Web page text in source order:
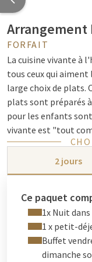
Arrangement
FORFAIT
La cuisine vivante à
tous ceux qui aiment
large choix de plats.
plats sont préparés
pour les enfants
vivante est "tout
vinaigrettes
Buffet
poissons fumés,
charcuterie &
Choix de 3
2 jours
Ce paquet
1x Nuit
1 x petit-
Buffet
dimanche